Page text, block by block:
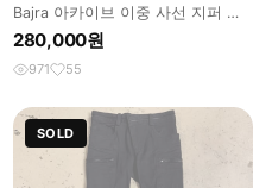
Bajra 아카이브 이중 사선 지퍼 하
네스 코팅 팬츠
280,000원
971 55
SOLD